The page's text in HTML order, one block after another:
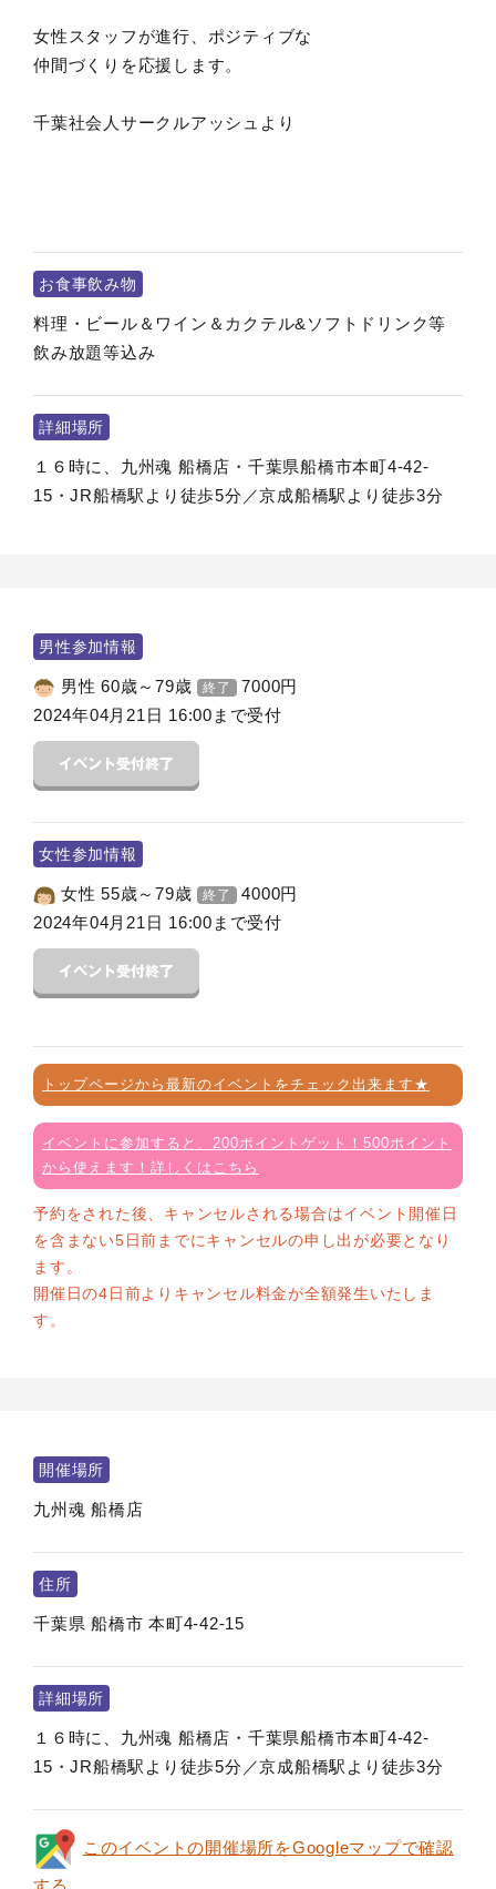
女性スタッフが進行、ポジティブな
仲間づくりを応援します。
千葉社会人サークルアッシュより
お食事飲み物
料理・ビール＆ワイン＆カクテル&ソフトドリンク等
飲み放題等込み
詳細場所
１６時に、九州魂 船橋店・千葉県船橋市本町4-42-
15・JR船橋駅より徒歩5分／京成船橋駅より徒歩3分
男性参加情報
男性 60歳～79歳 終了 7000円
2024年04月21日 16:00まで受付
女性参加情報
女性 55歳～79歳 終了 4000円
2024年04月21日 16:00まで受付
トップページから最新のイベントをチェック出来ます★
イベントに参加すると、200ポイントゲット！500ポイント
から使えます！詳しくはこちら
予約をされた後、キャンセルされる場合はイベント開催日
を含まない5日前までにキャンセルの申し出が必要となり
ます。
開催日の4日前よりキャンセル料金が全額発生いたしま
す。
開催場所
九州魂 船橋店
住所
千葉県 船橋市 本町4-42-15
詳細場所
１６時に、九州魂 船橋店・千葉県船橋市本町4-42-
15・JR船橋駅より徒歩5分／京成船橋駅より徒歩3分
このイベントの開催場所をGoogleマップで確認
する